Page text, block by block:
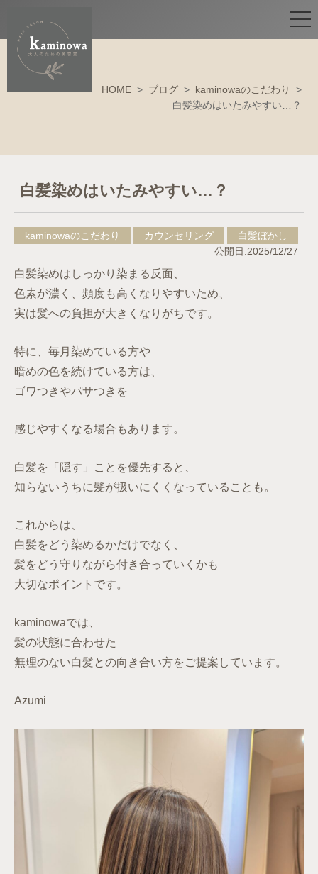
HOME > ブログ > kaminowaのこだわり
>
白髪染めはいたみやすい…？
白髪染めはいたみやすい…？
kaminowaのこだわり カウンセリング
白髪ぼかし
公開日:2025/12/27
白髪染めはしっかり染まる反面、
色素が濃く、頻度も高くなりやすいため、
実は髪への負担が大きくなりがちです。
特に、毎月染めている方や
暗めの色を続けている方は、
ゴワつきやパサつきを
感じやすくなる場合もあります。
白髪を「隠す」ことを優先すると、
知らないうちに髪が扱いにくくなっていることも。
これからは、
白髪をどう染めるかだけでなく、
髪をどう守りながら付き合っていくかも
大切なポイントです。
kaminowaでは、
髪の状態に合わせた
無理のない白髪との向き合い方をご提案しています。
Azumi